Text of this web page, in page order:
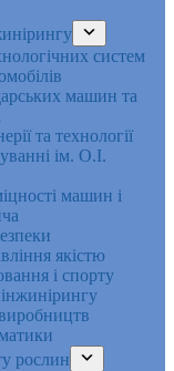
систем
машин та
та технології
ім. О.І.
машин і
якістю
і спорту
рослин